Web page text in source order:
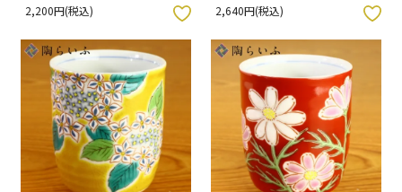
2,200円(税込)
2,640円(税込)
お気に入りボタン